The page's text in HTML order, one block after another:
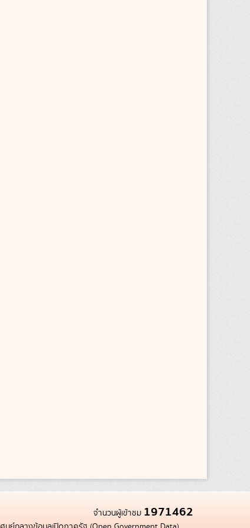
จำนวนผู้เข้าชม 1971462